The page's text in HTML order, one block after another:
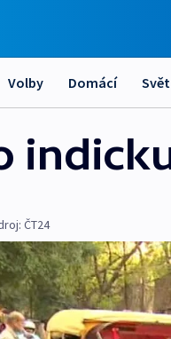
Volby Domácí Svět
ČT24